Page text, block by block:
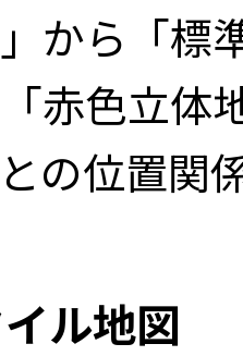
」から「
赤色立体
の位置関
ル地図